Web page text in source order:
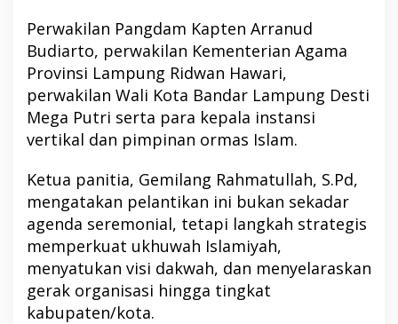
Perwakilan Pangdam Kapten Arranud
Budiarto, perwakilan Kementerian Agama
Provinsi Lampung Ridwan Hawari,
perwakilan Wali Kota Bandar Lampung Desti
Mega Putri serta para kepala instansi
vertikal dan pimpinan ormas Islam.
Ketua panitia, Gemilang Rahmatullah, S.Pd,
mengatakan pelantikan ini bukan sekadar
agenda seremonial, tetapi langkah strategis
memperkuat ukhuwah Islamiyah,
menyatukan visi dakwah, dan menyelaraskan
gerak organisasi hingga tingkat
kabupaten/kota.